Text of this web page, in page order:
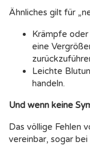
Ähnliches gilt für
Krämpfe oder
eine
Leichte
handeln.
Und wenn keine
Das völlige Fehlen
vereinbar, sogar